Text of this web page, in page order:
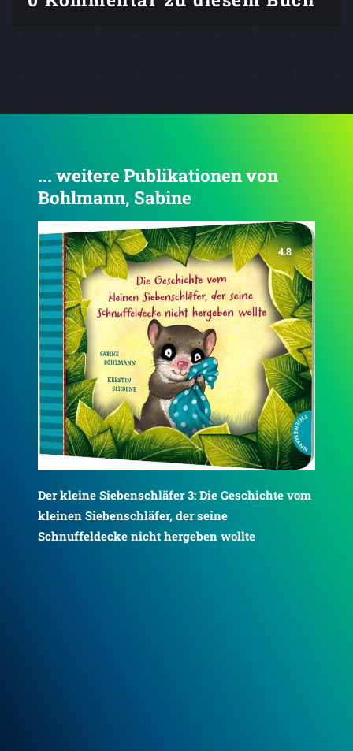
... weitere Publikationen von
Bohlmann, Sabine
5.0
Der kleine Siebenschläfer 8: Die Geschichte vom
kleinen Siebenschläfer, der endlich Geburtstag